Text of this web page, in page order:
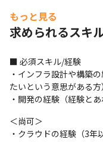
※2024年8月時点
・新しい部署なので、
う範囲でやりたいこと
を多く盛り込めます
・技術の研究調査部隊
もっと見る
求められるスキ
■ 必須スキル/経験
・インフラ設計や構築
たいという意思がある方）
・開発の経験（経験と
＜尚可＞
・クラウドの経験（3年